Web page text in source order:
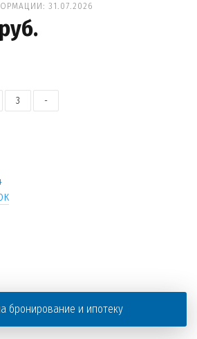
31.07.2026
3 -
бронирование и ипотеку